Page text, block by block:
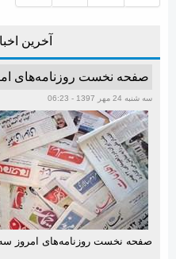
آخرین
صفحه نخست روزنامه‌های
سه شنبه 24 مهر 1397 - 06:23
صفحه نخست روزنامه‌های امروز سه